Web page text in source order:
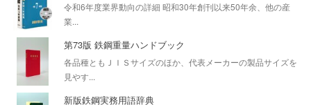
令和6年度業界動向の詳細 昭和30年創刊以来50年余、他の産
業...
第73版 鉄鋼重量ハンドブック
各品種ともＪＩＳサイズのほか、代表メーカーの製品サイズを
見やす...
新版鉄鋼実務用語辞典